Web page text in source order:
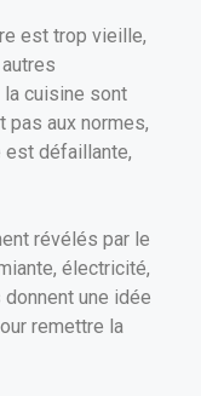
est trop vieille,
cuisine sont
pas aux normes,
est défaillante,
révélés par le
électricité,
une idée
remettre la